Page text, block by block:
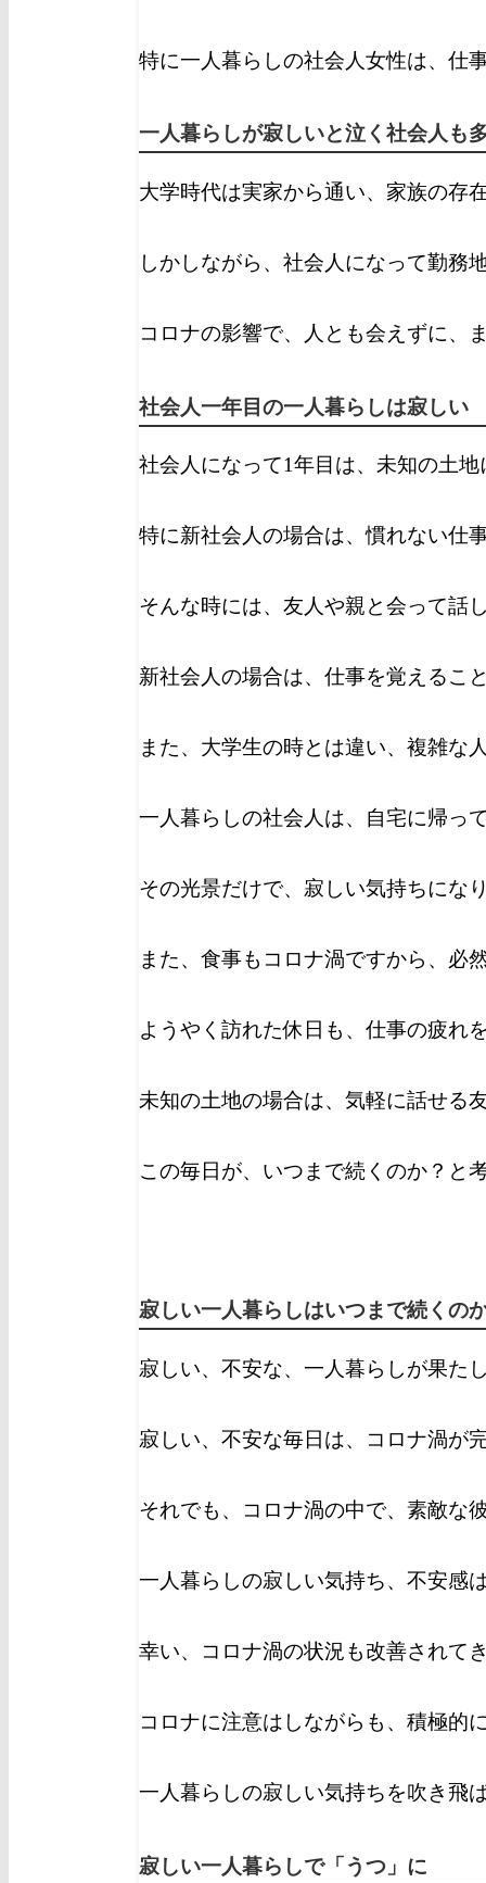
特に一人暮らしの社会人女性は、仕
一人暮らしが寂しいと泣く社会人も
大学時代は実家から通い、家族の存
しかしながら、社会人になって勤務
コロナの影響で、人とも会えずに、
社会人一年目の一人暮らしは寂しい
社会人になって1年目は、未知の土
特に新社会人の場合は、慣れない仕
そんな時には、友人や親と会って話
新社会人の場合は、仕事を覚えるこ
また、大学生の時とは違い、複雑な
一人暮らしの社会人は、自宅に帰っ
その光景だけで、寂しい気持ちにな
また、食事もコロナ渦ですから、必
ようやく訪れた休日も、仕事の疲れ
未知の土地の場合は、気軽に話せる
この毎日が、いつまで続くのか？と
寂しい一人暮らしはいつまで続くの
寂しい、不安な、一人暮らしが果た
寂しい、不安な毎日は、コロナ渦が
それでも、コロナ渦の中で、素敵な
一人暮らしの寂しい気持ち、不安感
幸い、コロナ渦の状況も改善されて
コロナに注意はしながらも、積極的
一人暮らしの寂しい気持ちを吹き飛
寂しい一人暮らしで「うつ」に